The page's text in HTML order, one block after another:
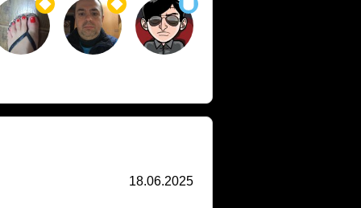
18.06.2025